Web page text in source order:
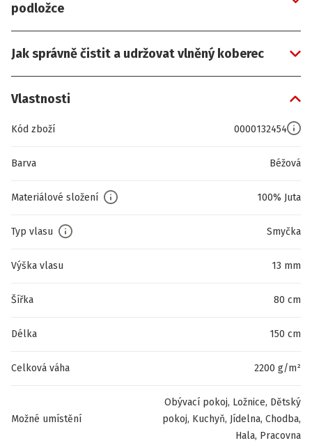
podložce
Jak správně čistit a udržovat vlněný koberec
Vlastnosti
Kód zboží 0000132454
Barva Béžová
Materiálové složení 100% Juta
Typ vlasu Smyčka
Výška vlasu 13 mm
Šířka 80 cm
Délka 150 cm
Celková váha 2200 g/m²
Možné umístění
Obývací pokoj, Ložnice, Dětský
pokoj, Kuchyň, Jídelna, Chodba,
Hala, Pracovna